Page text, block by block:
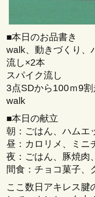
■本日のお品書き
walk、動きづくり、
流し×2本
スパイク流し
3点SDから100ｍ9割
walk
■本日の献立
朝：ごはん、ハムエ
昼：カロリメ、ミニ
夜：ごはん、豚焼肉
間食：チョコ菓子、
ここ数日アキレス腱